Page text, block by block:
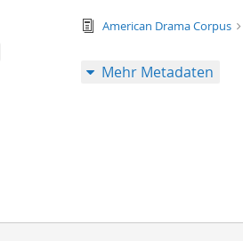
text/
American Drama Corpus
Mehr Metadaten